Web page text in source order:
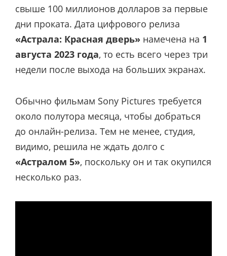
свыше 100 миллионов долларов за первые
дни проката. Дата цифрового релиза
«Астрала: Красная дверь» намечена на 1
августа 2023 года, то есть всего через три
недели после выхода на больших экранах.
Обычно фильмам Sony Pictures требуется
около полутора месяца, чтобы добраться
до онлайн-релиза. Тем не менее, студия,
видимо, решила не ждать долго с
«Астралом 5», поскольку он и так окупился
несколько раз.